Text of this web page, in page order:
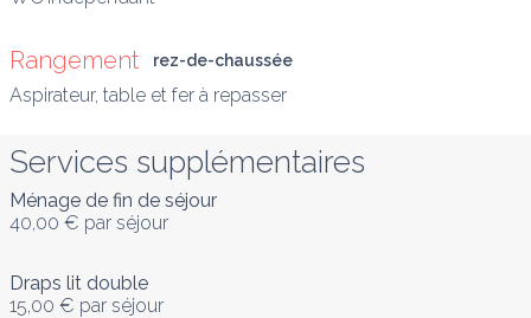
Rangement rez-de-chaussée
Aspirateur, table et fer à repasser
Services supplémentaires
Ménage de fin de séjour
40,00 € par séjour
Draps lit double
15,00 € par séjour